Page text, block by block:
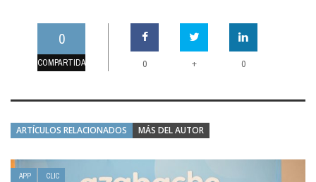
0
COMPARTIDAS 0 + 0
ARTÍCULOS RELACIONADOS MÁS DEL AUTOR
APP CLIC